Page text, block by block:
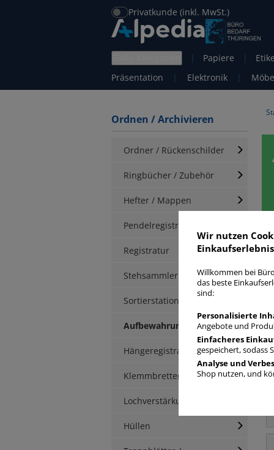
Privatkunde (inkl. MwSt.)
| Papiere |
Präsentation
| Elektronik |
Ordnen / Archivieren
Ordner / Rückenschilder
Ringbücher / Zubehör
Hefter / Mappen
Pendelregistratur
Registratur
Stehsammler
Sortierstationen / Ablagen
Aufbewahrungsbox
Hängeregistratur
Klemmbretter / -mappen
Lochverstärkung
Hüllen
Wir nutzen
Willkommen bei
das beste
sind:
Personalisierte
Angebote und
Einfacheres
gespeichert, sodass
Analyse und
Shop nutzen, und